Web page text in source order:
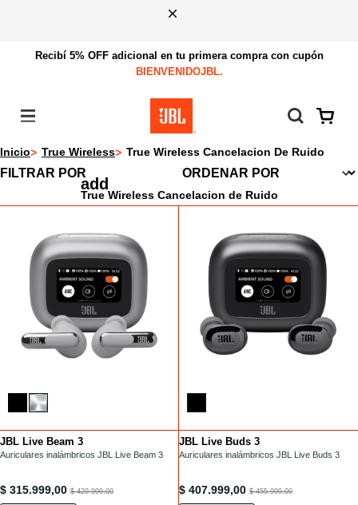
Recibí 5% OFF adicional en tu primera compra con cupón
BIENVENIDOJBL.
Menú
Inicio True Wireless True Wireless Cancelacion De Ruido
FILTRAR POR
True Wireless Cancelacion de Ruido
JBL Live Beam 3
/auriculares-tws/LIVEBEAM3.html
Auriculares inalámbricos JBL Live Beam 3
/auriculares-tws/LIVEBEAM3.html
$ 315.999,00 $ 429.999,00
Installments JBL Live Buds 3
/auriculares-tws/LIVEBUDS3.html
Auriculares inalámbricos JBL Live Buds 3
/auriculares-tws/LIVEBUDS3.html
$ 407.999,00 $ 455.999,00
Installments